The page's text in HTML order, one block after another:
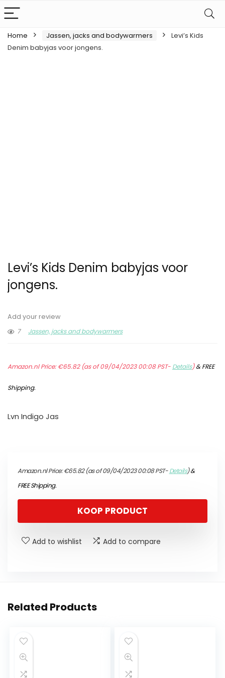
Home Jassen, jacks and bodywarmers
Levi’s Kids
Denim babyjas voor jongens.
Levi’s Kids Denim babyjas voor
jongens.
Add your review
7
Jassen, jacks and bodywarmers
Amazon.nl Price:€65.82(as of 09/04/2023 00:08 PST- Details)&FREE
Shipping.
Lvn Indigo Jas
Amazon.nl Price:€65.82(as of 09/04/2023 00:08 PST-Details)&
FREE Shipping.
KOOP PRODUCT
Add to wishlist Add to compare
Related Products